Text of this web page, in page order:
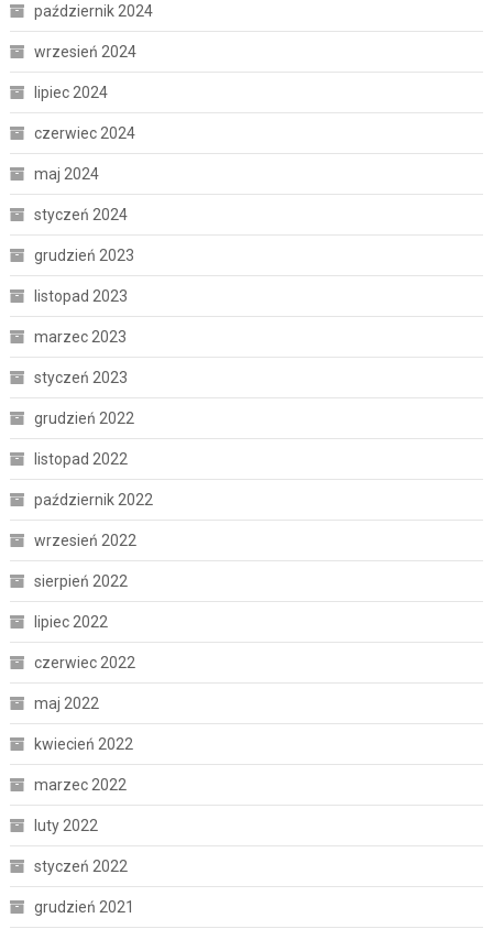
październik 2024
wrzesień 2024
lipiec 2024
czerwiec 2024
maj 2024
styczeń 2024
grudzień 2023
listopad 2023
marzec 2023
styczeń 2023
grudzień 2022
listopad 2022
październik 2022
wrzesień 2022
sierpień 2022
lipiec 2022
czerwiec 2022
maj 2022
kwiecień 2022
marzec 2022
luty 2022
styczeń 2022
grudzień 2021